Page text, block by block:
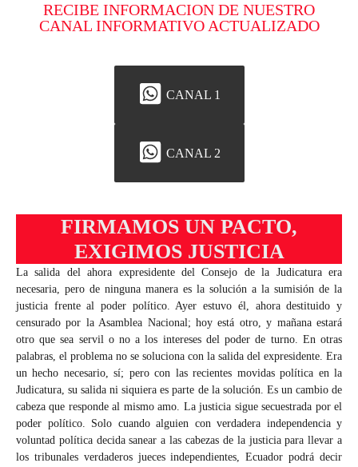
RECIBE INFORMACION DE NUESTRO
CANAL INFORMATIVO ACTUALIZADO
CANAL 1
CANAL 2
FIRMAMOS UN PACTO,
EXIGIMOS JUSTICIA
La salida del ahora expresidente del Consejo de la Judicatura era
necesaria, pero de ninguna manera es la solución a la sumisión de la
justicia frente al poder político. Ayer estuvo él, ahora destituido y
censurado por la Asamblea Nacional; hoy está otro, y mañana estará
otro que sea servil o no a los intereses del poder de turno. En otras
palabras, el problema no se soluciona con la salida del expresidente. Era
un hecho necesario, sí; pero con las recientes movidas política en la
Judicatura, su salida ni siquiera es parte de la solución. Es un cambio de
cabeza que responde al mismo amo. La justicia sigue secuestrada por el
poder político. Solo cuando alguien con verdadera independencia y
voluntad política decida sanear a las cabezas de la justicia para llevar a
los tribunales verdaderos jueces independientes, Ecuador podrá decir